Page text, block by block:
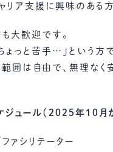
リア支援に興味のある方
大歓迎です。
ょっと苦手…」という方
囲は自由で、無理なく
ジュール（2025年10月
ァシリテーター